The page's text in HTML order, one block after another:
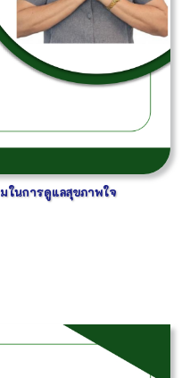
ในการดูแลสุขภาพใจ